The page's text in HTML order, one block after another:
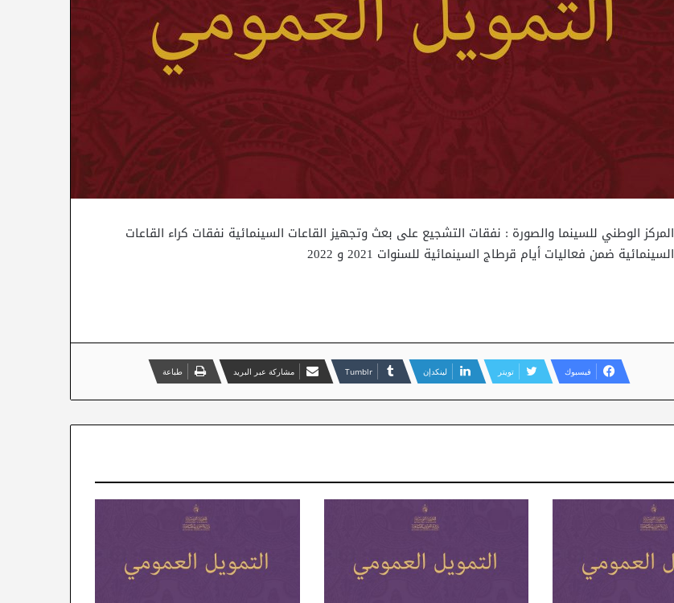
المركز الوطني للسينما والصورة : نفقات التشجيع على بعث وتجهيز القاعات السينمائية نفقات كراء القاعات
السينمائية ضمن فعاليات أيام قرطاج السينمائية للسنوات 2021 و 2022
فيسبوك تويتر لينكدإن مشاركة عبر البريد طباعة